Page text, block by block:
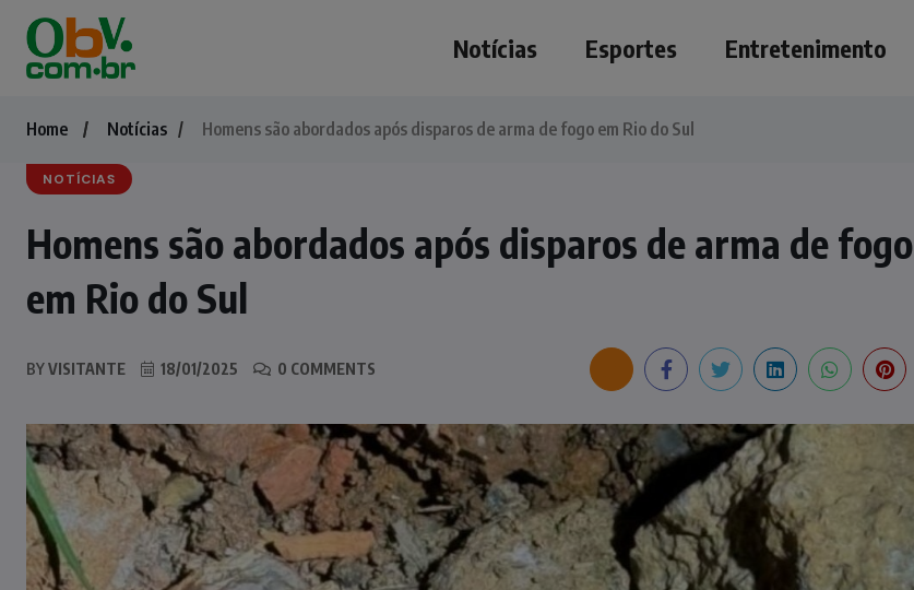
Notícias Esportes Entretenimento
Home Notícias Homens são abordados após disparos de arma de fogo em Rio do Sul
NOTÍCIAS
Homens são abordados após disparos de arma de fogo
em Rio do Sul
BYVISITANTE 18/01/2025 0 COMMENTS
NOTÍCIAS
Tombamento de carreta é
registrado em Pouso Redondo
03/08/2026